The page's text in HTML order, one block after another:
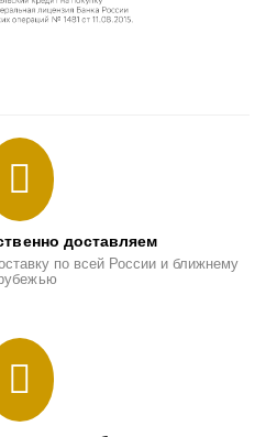
доставляем
по всей России и ближнему